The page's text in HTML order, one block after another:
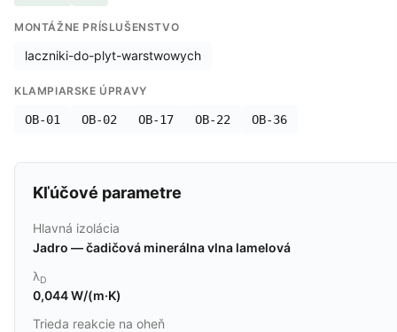
MONTÁŽNE PRÍSLUŠENSTVO
laczniki-do-plyt-warstwowych
KLAMPIARSKE ÚPRAVY
OB-01 OB-02 OB-17 OB-22 OB-36
Kľúčové parametre
Hlavná izolácia
Jadro — čadičová minerálna vlna lamelová
λD
0,044 W/(m·K)
Trieda reakcie na oheň